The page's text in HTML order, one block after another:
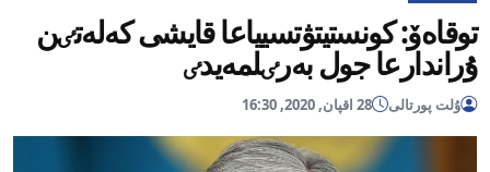
توقاەۆ: كونستيتۋتسيياعا قايشى كەلەتٸن
ۇراندارعا جول بەرٸلمەيدٸ
ۇلت پورتالى 28 اقپان, 2020, 16:30